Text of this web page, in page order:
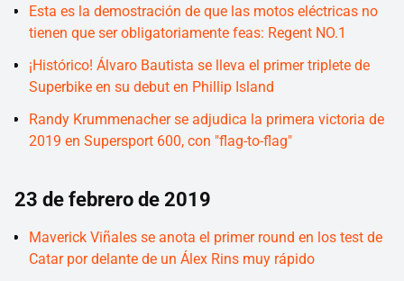
Esta es la demostración de que las motos eléctricas no
tienen que ser obligatoriamente feas: Regent NO.1
¡Histórico! Álvaro Bautista se lleva el primer triplete de
Superbike en su debut en Phillip Island
Randy Krummenacher se adjudica la primera victoria de
2019 en Supersport 600, con "flag-to-flag"
23 de febrero de 2019
Maverick Viñales se anota el primer round en los test de
Catar por delante de un Álex Rins muy rápido